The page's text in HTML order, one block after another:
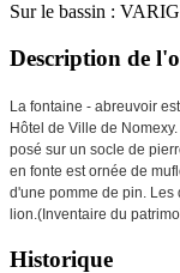
Sur le bassin :
Description de
La fontaine - abreuvoir
Hôtel de Ville de
posé sur un socle de
en fonte est ornée de
d'une pomme de pin. Les
lion.(Inventaire du
Historique